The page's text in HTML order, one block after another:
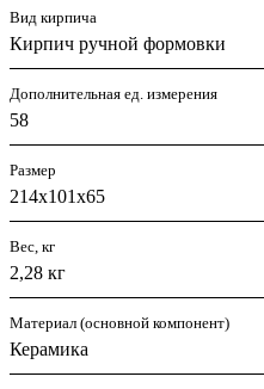
Вид кирпича
Кирпич ручной формовки
Дополнительная ед. измерения
58
Размер
214х101х65
Вес, кг
2,28 кг
Материал (основной компонент)
Керамика